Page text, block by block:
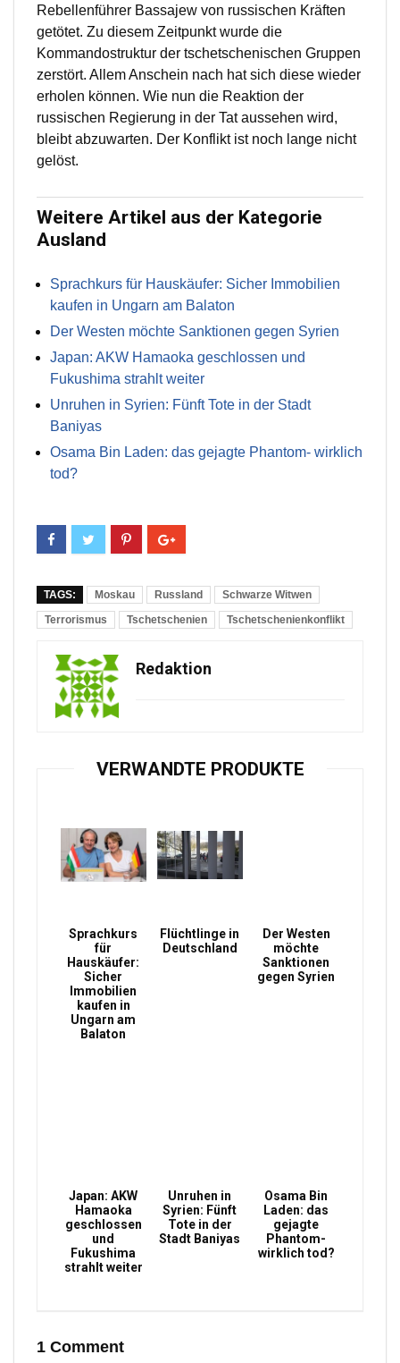
Rebellenführer Bassajew von russischen Kräften
getötet. Zu diesem Zeitpunkt wurde die
Kommandostruktur der tschetschenischen Gruppen
zerstört. Allem Anschein nach hat sich diese wieder
erholen können. Wie nun die Reaktion der
russischen Regierung in der Tat aussehen wird,
bleibt abzuwarten. Der Konflikt ist noch lange nicht
gelöst.
Weitere Artikel aus der Kategorie
Ausland
Sprachkurs für Hauskäufer: Sicher Immobilien
kaufen in Ungarn am Balaton
Der Westen möchte Sanktionen gegen Syrien
Japan: AKW Hamaoka geschlossen und
Fukushima strahlt weiter
Unruhen in Syrien: Fünft Tote in der Stadt
Baniyas
Osama Bin Laden: das gejagte Phantom- wirklich
tod?
TAGS: Moskau Russland
Schwarze Witwen
Terrorismus
Tschetschenien Tschetschenienkonflikt
Redaktion
VERWANDTE PRODUKTE
Sprachkurs
für
Hauskäufer:
Sicher
Immobilien
kaufen in
Ungarn am
Balaton
Flüchtlinge in
Deutschland
Der Westen
möchte
Sanktionen
gegen Syrien
Japan: AKW
Hamaoka
geschlossen
und
Fukushima
strahlt weiter
Unruhen in
Syrien: Fünft
Tote in der
Stadt Baniyas
Osama Bin
Laden: das
gejagte
Phantom-
wirklich tod?
1 Comment